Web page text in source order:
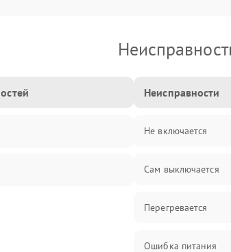
Неисправности
Не включается
Сам выключается
Перегревается
Ошибка питания